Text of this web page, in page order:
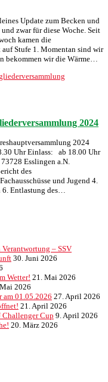
Update zum Becken und
zwar für diese Woche. Seit
kamen die
Stufe 1. Momentan sind wir
bekommen wir die Wärme…
2024
2024
Uhr Einlass: ab 18.00 Uhr
Esslingen a.N.
des
und Jugend 4.
Entlastung des…
– SSV
30. Juni 2026
Wetter! 21. Mai 2026
2026
am 01.05.2026 27. April 2026
21. April 2026
Challenger Cup 9. April 2026
20. März 2026